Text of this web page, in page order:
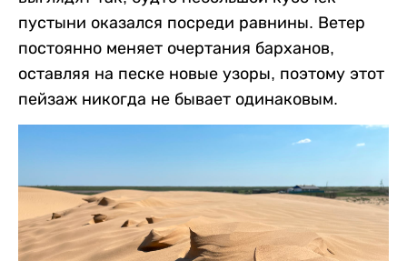
пустыни оказался посреди равнины. Ветер
постоянно меняет очертания барханов,
оставляя на песке новые узоры, поэтому этот
пейзаж никогда не бывает одинаковым.